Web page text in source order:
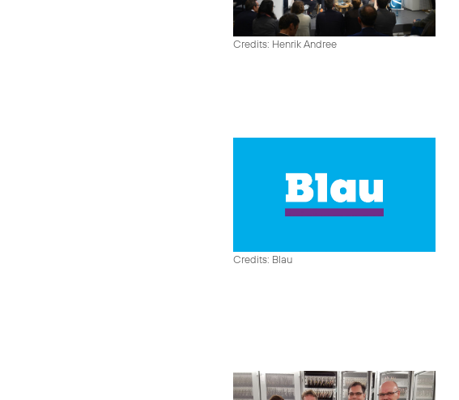
Credits: Henrik Andree
Credits: Blau